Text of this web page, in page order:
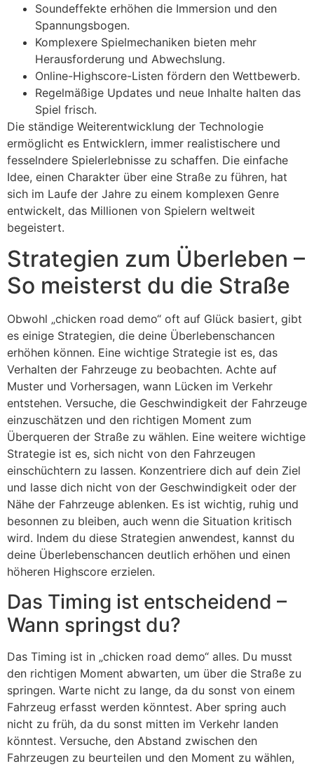
Soundeffekte erhöhen die Immersion und den
Spannungsbogen.
Komplexere Spielmechaniken bieten mehr
Herausforderung und Abwechslung.
Online-Highscore-Listen fördern den Wettbewerb.
Regelmäßige Updates und neue Inhalte halten das
Spiel frisch.
Die ständige Weiterentwicklung der Technologie
ermöglicht es Entwicklern, immer realistischere und
fesselndere Spielerlebnisse zu schaffen. Die einfache
Idee, einen Charakter über eine Straße zu führen, hat
sich im Laufe der Jahre zu einem komplexen Genre
entwickelt, das Millionen von Spielern weltweit
begeistert.
Strategien zum Überleben –
So meisterst du die Straße
Obwohl „chicken road demo“ oft auf Glück basiert, gibt
es einige Strategien, die deine Überlebenschancen
erhöhen können. Eine wichtige Strategie ist es, das
Verhalten der Fahrzeuge zu beobachten. Achte auf
Muster und Vorhersagen, wann Lücken im Verkehr
entstehen. Versuche, die Geschwindigkeit der Fahrzeuge
einzuschätzen und den richtigen Moment zum
Überqueren der Straße zu wählen. Eine weitere wichtige
Strategie ist es, sich nicht von den Fahrzeugen
einschüchtern zu lassen. Konzentriere dich auf dein Ziel
und lasse dich nicht von der Geschwindigkeit oder der
Nähe der Fahrzeuge ablenken. Es ist wichtig, ruhig und
besonnen zu bleiben, auch wenn die Situation kritisch
wird. Indem du diese Strategien anwendest, kannst du
deine Überlebenschancen deutlich erhöhen und einen
höheren Highscore erzielen.
Das Timing ist entscheidend –
Wann springst du?
Das Timing ist in „chicken road demo“ alles. Du musst
den richtigen Moment abwarten, um über die Straße zu
springen. Warte nicht zu lange, da du sonst von einem
Fahrzeug erfasst werden könntest. Aber spring auch
nicht zu früh, da du sonst mitten im Verkehr landen
könntest. Versuche, den Abstand zwischen den
Fahrzeugen zu beurteilen und den Moment zu wählen,